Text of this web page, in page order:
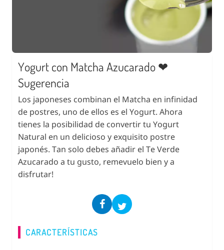
Yogurt con Matcha Azucarado ❤
Sugerencia
Los japoneses combinan el Matcha en infinidad
de postres, uno de ellos es el Yogurt. Ahora
tienes la posibilidad de convertir tu Yogurt
Natural en un delicioso y exquisito postre
japonés. Tan solo debes añadir el Te Verde
Azucarado a tu gusto, remevuelo bien y a
disfrutar!
CARACTERÍSTICAS